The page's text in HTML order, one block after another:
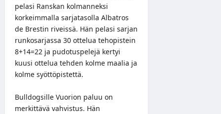
pelasi Ranskan kolmanneksi
korkeimmalla sarjatasolla Albatros
de Brestin riveissä. Hän pelasi sarjan
runkosarjassa 30 ottelua tehopistein
8+14=22 ja pudotuspelejä kertyi
kuusi ottelua tehden kolme maalia ja
kolme syöttöpistettä.
Bulldogsille Vuorion paluu on
merkittävä vahvistus. Hän